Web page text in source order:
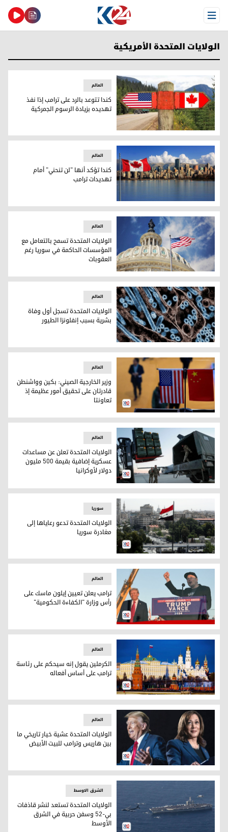
Open Menu
الولايات المتحدة الأمريكية
كندا تتوعد بالرد على ترامب إذا نفذ تهديده بزيادة الرسوم
العالم
كندا تتوعد بالرد على ترامب إذا نفذ
تهديده بزيادة الرسوم الجمركية
كندا تؤكد أنها "لن تنحني" أمام تهديدات ترامب
العالم
كندا تؤكد أنها "لن تنحني" أمام
تهديدات ترامب
الولايات المتحدة تسمح بالتعامل مع المؤسسات الحاكمة في
العالم
الولايات المتحدة تسمح بالتعامل مع
المؤسسات الحاكمة في سوريا رغم
العقوبات
الولايات المتحدة تسجل أول وفاة بشرية بسبب إنفلونزا الطيور
العالم
الولايات المتحدة تسجل أول وفاة
بشرية بسبب إنفلونزا الطيور
وزير الخارجية الصيني: بكين وواشنطن قادرتان على تحقيق أمور
العالم
وزير الخارجية الصيني: بكين وواشنطن
قادرتان على تحقيق أمور عظيمة إذ
تعاونتا
الولايات المتحدة تعلن عن مساعدات عسكرية إضافية بقيمة 500 مليون دولار لأوكرانيا
العالم
الولايات المتحدة تعلن عن مساعدات
عسكرية إضافية بقيمة 500 مليون
دولار لأوكرانيا
الولايات المتحدة تدعو رعاياها إلى مغادرة سوريا
سوریا
الولايات المتحدة تدعو رعاياها إلى
مغادرة سوريا
ترامب يعلن تعيين إيلون ماسك على رأس وزارة "الكفاءة
العالم
ترامب يعلن تعيين إيلون ماسك على
رأس وزارة "الكفاءة الحكومية"
الكرملين يقول إنه سيحكم على رئاسة ترامب على أساس أفعاله
العالم
الكرملين يقول إنه سيحكم على رئاسة
ترامب على أساس أفعاله
الولايات المتحدة عشية خيار تاريخي ما بين هاريس وترامب
العالم
الولايات المتحدة عشية خيار تاريخي ما
بين هاريس وترامب للبيت الأبيض
الشرق الاوسط
الولايات المتحدة تستعد لنشر قاذفات
بي-52 وسفن حربية في الشرق
الأوسط